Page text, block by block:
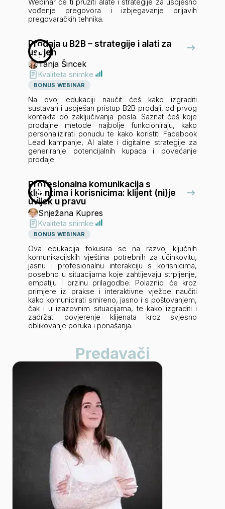
Webinar će ti pružiti alate i strategije za uspješno
vođenje pregovora i izbjegavanje prljavih
pregovaračkih tehnika.
8
Prodaja u B2B – strategije i alati za
uspjeh
Tanja Šincek
Kvaliteta snimke
BONUS WEBINAR
Na ovoj edukaciji naučit ćeš kako izgraditi
sustavan i uspješan pristup B2B prodaji, od prvog
kontakta do zaključivanja posla. Saznat ćeš koje
prodajne metode najbolje funkcioniraju, kako
personalizirati ponudu te kako koristiti Facebook
Lead kampanje, AI alate i digitalne strategije za
generiranje potencijalnih kupaca i povećanje
prodaje
9
Profesionalna komunikacija s
klijentima i korisnicima: klijent (ni)je
uvijek u pravu
Snježana Kupres
Kvaliteta snimke
BONUS WEBINAR
Ova edukacija fokusira se na razvoj ključnih
komunikacijskih vještina potrebnih za učinkovitu,
jasnu i profesionalnu interakciju s korisnicima,
posebno u situacijama koje zahtijevaju strpljenje,
empatiju i brzinu prilagodbe. Polaznici će kroz
primjere iz prakse i interaktivne vježbe naučiti
kako komunicirati smireno, jasno i s poštovanjem,
čak i u izazovnim situacijama, te kako izgraditi i
zadržati povjerenje klijenata kroz svjesno
oblikovanje poruka i ponašanja.
Predavači